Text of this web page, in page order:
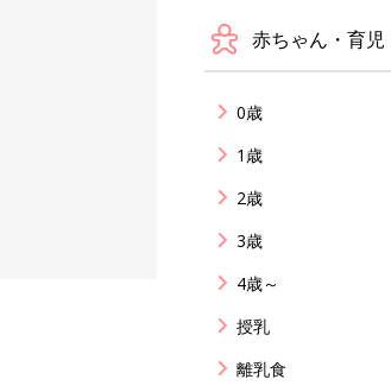
赤ちゃん・育児
0歳
1歳
2歳
3歳
4歳～
授乳
離乳食